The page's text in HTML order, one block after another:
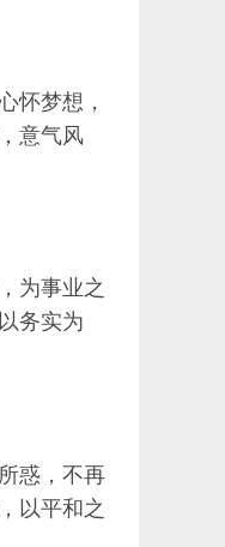
怀梦想，
意气风
为事业之
务实为
惑，不再
以平和之